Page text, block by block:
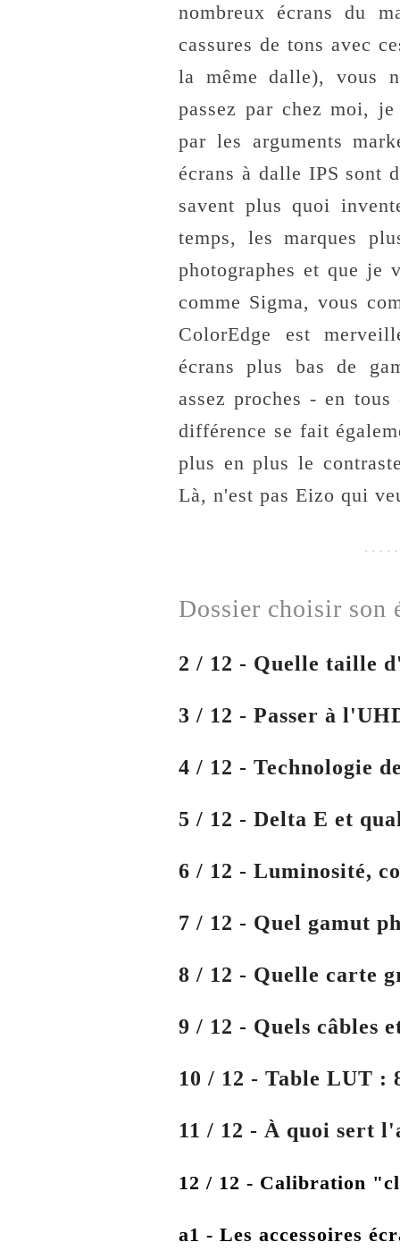
nombreux écrans du
cassures de tons avec
la même dalle), vous
passez par chez moi,
par les arguments
écrans à dalle IPS sont
savent plus quoi
temps, les marques
photographes et que je
comme Sigma, vous
ColorEdge est
écrans plus bas de
assez proches - en
différence se fait
plus en plus le
Là, n'est pas Eizo qui
Dossier choisir son
2 / 12 - Quelle taille
3 / 12 - Passer à
4 / 12 - Technologie
5 / 12 - Delta E et
6 / 12 - Luminosité,
7 / 12 - Quel gamut
8 / 12 - Quelle carte
9 / 12 - Quels câbles
10 / 12 - Table LUT :
11 / 12 - À quoi sert
12 / 12 - Calibration
a1 - Les accessoires